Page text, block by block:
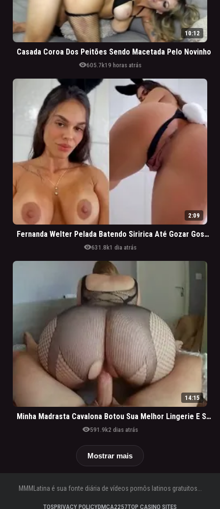
10:12
Casada Coroa Dos Peitões Sendo Macetada Pelo Novinho
visibility605.7k19 horas atrás
2:09
Fernanda Welter Pelada Batendo Siririca Até Gozar Gostoso
visibility631.8k1 dia atrás
14:15
Minha Madrasta Cavalona Botou Sua Melhor Lingerie E Sentou Gostoso
visibility591.9k2 dias atrás
Mostrar mais
MMMLatina é sua fonte diária de vídeos pornôs latinos gratuitos...
TOSPRIVACY POLICYDMCA2257TOP CASINO SITES